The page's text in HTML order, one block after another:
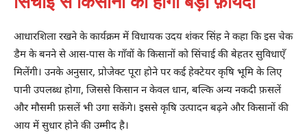
आधारशिला रखने के कार्यक्रम में विधायक उदय शंकर सिंह ने कहा कि इस चेक
डैम के बनने से आस-पास के गाँवों के किसानों को सिंचाई की बेहतर सुविधाएँ
मिलेंगी। उनके अनुसार, प्रोजेक्ट पूरा होने पर कई हेक्टेयर कृषि भूमि के लिए
पानी उपलब्ध होगा, जिससे किसान न केवल धान, बल्कि अन्य नकदी फ़सलें
और मौसमी फ़सलें भी उगा सकेंगे। इससे कृषि उत्पादन बढ़ने और किसानों की
आय में सुधार होने की उम्मीद है।